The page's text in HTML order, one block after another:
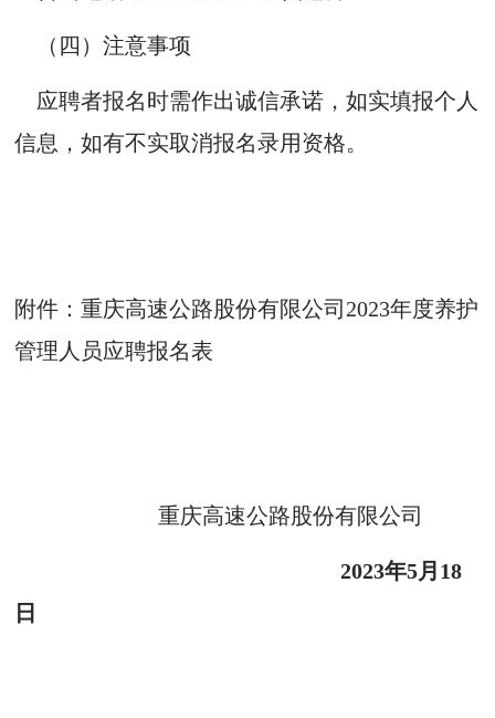
（四）注意事项
应聘者报名时需作出诚信承诺，如实填报个人
信息，如有不实取消报名录用资格。
附件：重庆高速公路股份有限公司2023年度养护
管理人员应聘报名表
重庆高速公路股份有限公司
2023年5月18
日